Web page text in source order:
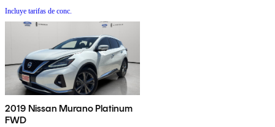
Incluye tarifas de conc.
2019 Nissan Murano Platinum
FWD